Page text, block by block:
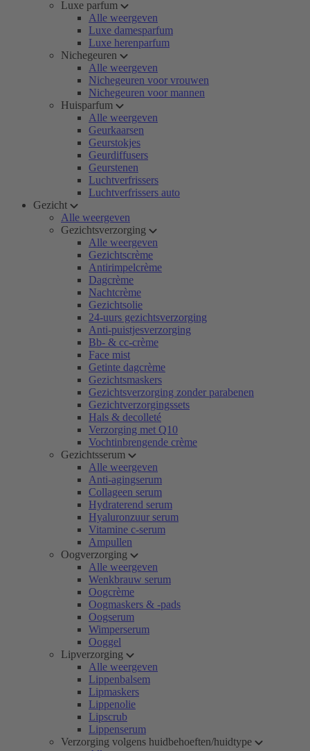
Luxe parfum
Alle weergeven
Luxe damesparfum
Luxe herenparfum
Nichegeuren
Alle weergeven
Nichegeuren voor vrouwen
Nichegeuren voor mannen
Huisparfum
Alle weergeven
Geurkaarsen
Geurstokjes
Geurdiffusers
Geurstenen
Luchtverfrissers
Luchtverfrissers auto
Gezicht
Alle weergeven
Gezichtsverzorging
Alle weergeven
Gezichtscrème
Antirimpelcrème
Dagcrème
Nachtcrème
Gezichtsolie
24-uurs gezichtsverzorging
Anti-puistjesverzorging
Bb- & cc-crème
Face mist
Getinte dagcrème
Gezichtsmaskers
Gezichtsverzorging zonder parabenen
Gezichtverzorgingssets
Hals & decolleté
Verzorging met Q10
Vochtinbrengende crème
Gezichtsserum
Alle weergeven
Anti-agingserum
Collageen serum
Hydraterend serum
Hyaluronzuur serum
Vitamine c-serum
Ampullen
Oogverzorging
Alle weergeven
Wenkbrauw serum
Oogcrème
Oogmaskers & -pads
Oogserum
Wimperserum
Ooggel
Lipverzorging
Alle weergeven
Lippenbalsem
Lipmaskers
Lippenolie
Lipscrub
Lippenserum
Verzorging volgens huidbehoeften/huidtype